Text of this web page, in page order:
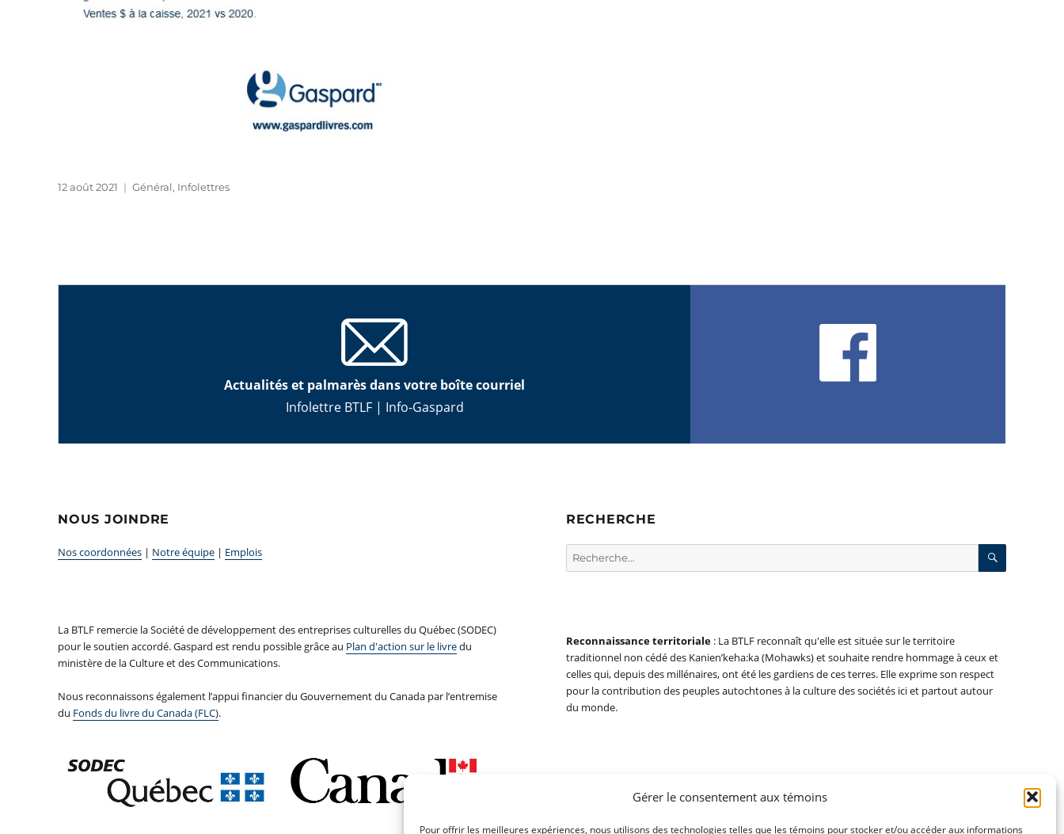
Gérer le consentement aux témoins
Pour offrir les meilleures expériences, nous utilisons des technologies telles que les témoins pour stocker et/ou accéder aux informations
Publié
12 août 2021 Catégories
Général, Infolettres
Actualités et palmarès dans votre boîte courriel
Infolettre BTLF| Info-Gaspard
NOUS JOINDRE
Nos coordonnées | Notre équipe | Emplois
La BTLF remercie la Société de développement des entreprises culturelles du Québec (SODEC)
pour le soutien accordé. Gaspard est rendu possible grâce au Plan d'action sur le livredu
ministère de la Culture et des Communications.
Nous reconnaissons également l’appui financier du Gouvernement du Canada par l’entremise
du Fonds du livre du Canada (FLC).
RECHERCHE
Rechercher :
Reconnaissance territoriale: La BTLF reconnaît qu'elle est située sur le territoire
traditionnel non cédé des Kanien’keha:ka (Mohawks) et souhaite rendre hommage à ceux et
celles qui, depuis des millénaires, ont été les gardiens de ces terres. Elle exprime son respect
pour la contribution des peuples autochtones à la culture des sociétés ici et partout autour
du monde.